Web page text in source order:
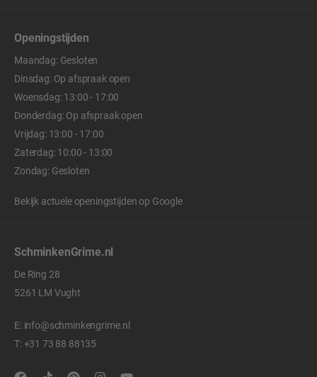
Openingstijden
Maandag: Gesloten
Dinsdag: Op afspraak open
Woensdag: 13:00 - 17:00
Donderdag: Op afspraak open
Vrijdag: 13:00 - 17:00
Zaterdag: 10:00 - 13:00
Zondag: Gesloten
Bekijk actuele openingstijden op Google
SchminkenGrime.nl
De Ring 28
5261 LM Vught
E: info@schminkengrime.nl
T:+31 73 88 88135